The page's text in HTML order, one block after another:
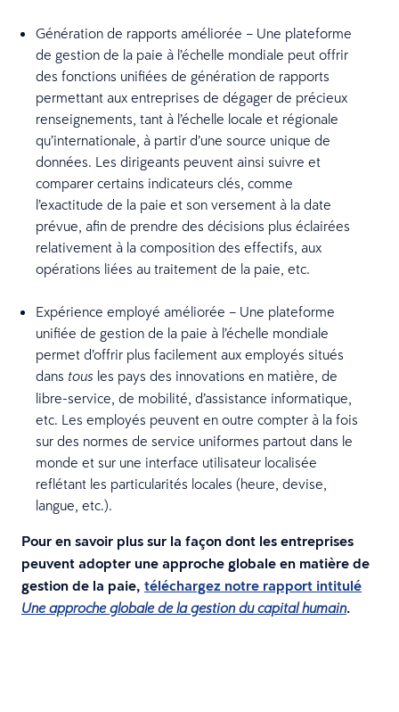
Génération de rapports améliorée – Une plateforme
de gestion de la paie à l’échelle mondiale peut offrir
des fonctions unifiées de génération de rapports
permettant aux entreprises de dégager de précieux
renseignements, tant à l’échelle locale et régionale
qu’internationale, à partir d’une source unique de
données. Les dirigeants peuvent ainsi suivre et
comparer certains indicateurs clés, comme
l’exactitude de la paie et son versement à la date
prévue, afin de prendre des décisions plus éclairées
relativement à la composition des effectifs, aux
opérations liées au traitement de la paie, etc.
Expérience employé améliorée – Une plateforme
unifiée de gestion de la paie à l’échelle mondiale
permet d’offrir plus facilement aux employés situés
dans tous les pays des innovations en matière, de
libre-service, de mobilité, d’assistance informatique,
etc. Les employés peuvent en outre compter à la fois
sur des normes de service uniformes partout dans le
monde et sur une interface utilisateur localisée
reflétant les particularités locales (heure, devise,
langue, etc.).
Pour en savoir plus sur la façon dont les entreprises
peuvent adopter une approche globale en matière de
gestion de la paie, téléchargez notre rapport intitulé
Une approche globale de la gestion du capital humain.